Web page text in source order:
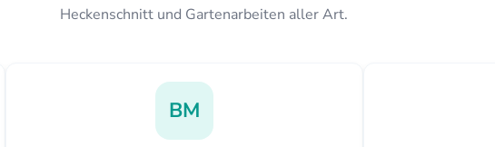
Heckenschnitt und Gartenarbeiten aller Art.
BM